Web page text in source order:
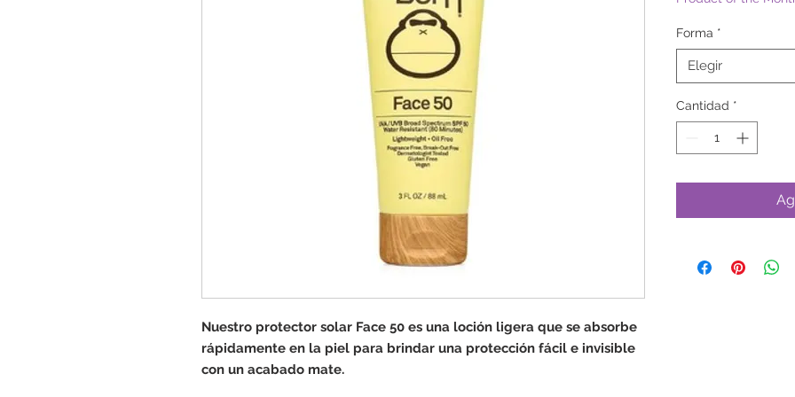
Nuestro protector solar Face 50 es una loción ligera que se absorbe
rápidamente en la piel para brindar una protección fácil e invisible
con un acabado mate.
Forma *
Elegir
Cantidad *